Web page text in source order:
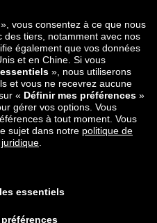
zalando-lounge.ee
zalando-lounge.no